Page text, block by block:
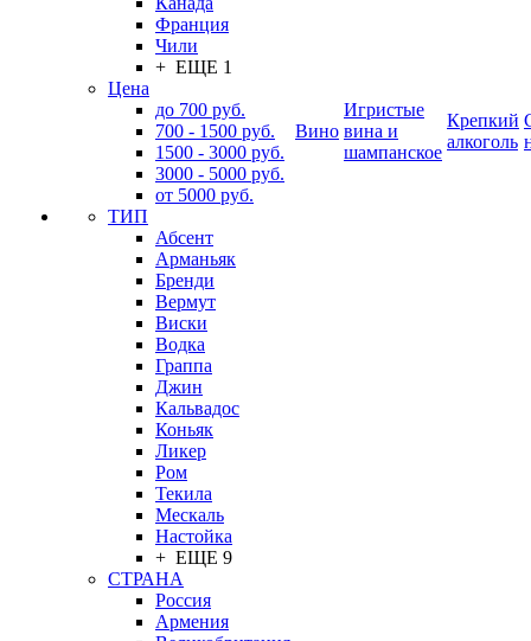
Франция
Чили
+ ЕЩЕ 1
Цена
до 700 руб.
700 - 1500 руб.
1500 - 3000 руб.
3000 - 5000 руб.
от 5000 руб.
ТИП
Абсент
Арманьяк
Бренди
Вермут
Виски
Водка
Граппа
Джин
Кальвадос
Коньяк
Ликер
Ром
Текила
Мескаль
Настойка
+ ЕЩЕ 9
СТРАНА
Россия
Армения
Вино
Игристые
вина и
шампанское
Крепкий
алкоголь